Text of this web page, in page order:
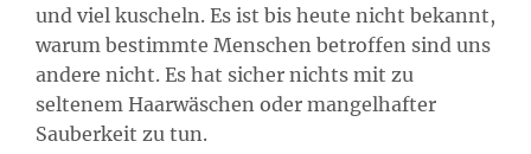
und viel kuscheln. Es ist bis heute nicht bekannt,
warum bestimmte Menschen betroffen sind uns
andere nicht. Es hat sicher nichts mit zu
seltenem Haarwäschen oder mangelhafter
Sauberkeit zu tun.